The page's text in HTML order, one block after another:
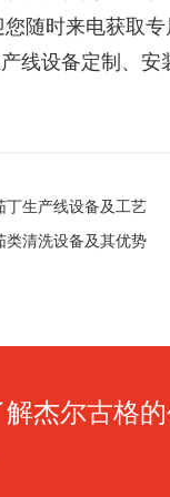
您随时来电获取
线设备定制、安
丁生产线设备及工艺
类清洗设备及其优势
解杰尔古格